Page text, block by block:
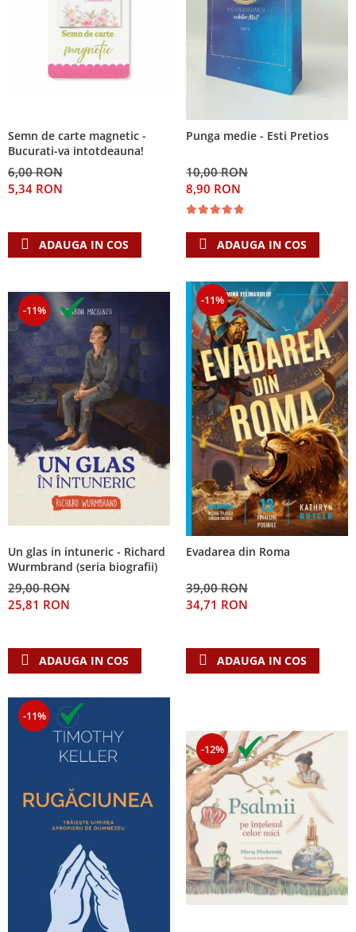
Semn de carte magnetic -
Bucurati-va intotdeauna!
6,00 RON
5,34 RON
ADAUGA IN COS
Punga medie - Esti Pretios
10,00 RON
8,90 RON
ADAUGA IN COS
-11%
Un glas in intuneric - Richard
Wurmbrand (seria biografii)
29,00 RON
25,81 RON
ADAUGA IN COS
-11%
Evadarea din Roma
39,00 RON
34,71 RON
ADAUGA IN COS
-11%
-12%